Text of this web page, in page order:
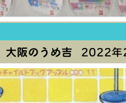
大阪のうめ吉 2022年